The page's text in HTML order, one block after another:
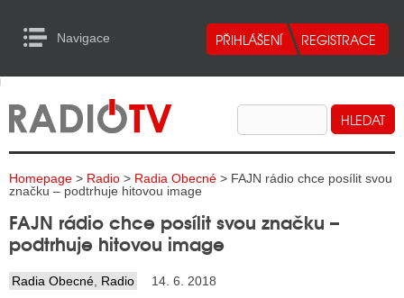
Navigace
RADIA
TELEVIZE
INTERNET
TISK
RADIA
to Content
Homepage > Radio > Radia Obecné > FAJN rádio chce posílit svou
značku – podtrhuje hitovou image
FAJN rádio chce posílit svou značku –
podtrhuje hitovou image
Radia Obecné Radio 14. 6. 2018